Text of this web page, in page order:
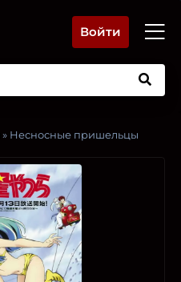
Войти
» Несносные пришельцы